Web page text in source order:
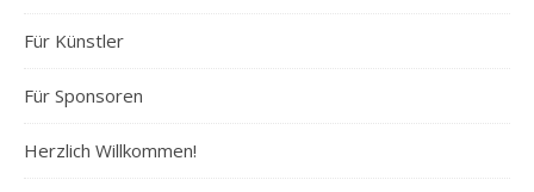
Für Künstler
Für Sponsoren
Herzlich Willkommen!